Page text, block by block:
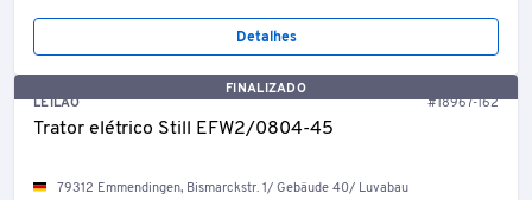
Detalhes
FINALIZADO
LEILÃO
#18967-162
Trator elétrico Still EFW2/0804-45
79312 Emmendingen, Bismarckstr. 1/ Gebäude 40/ Luvabau